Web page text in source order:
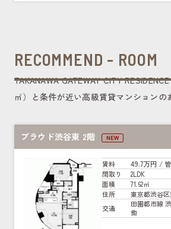
RECOMMEND - ROOM
TAKANAWA GATEWAY CITY
㎡）と条件が近い高級賃貸マンションの
プラウド渋谷東 2階 NEW
賃料 49.7万円 / 管
間取り
2LDK
面積
71.62㎡
住所
東京都渋谷区
交通
田園都市線
他